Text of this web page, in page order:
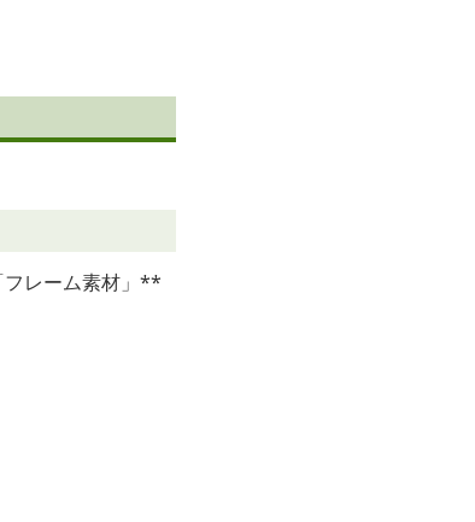
フレーム素材」**